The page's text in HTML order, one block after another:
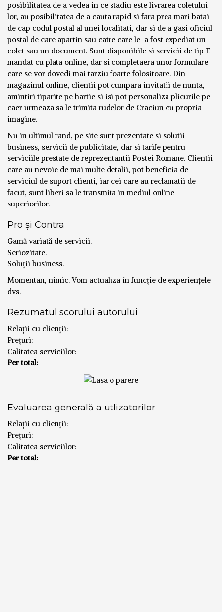
posibilitatea de a vedea in ce stadiu este livrarea coletului
lor, au posibilitatea de a cauta rapid si fara prea mari batai
de cap codul postal al unei localitati, dar si de a gasi oficiul
postal de care apartin sau catre care le-a fost expediat un
colet sau un document. Sunt disponibile si servicii de tip E-
mandat cu plata online, dar si completaera unor formulare
care se vor dovedi mai tarziu foarte folositoare. Din
magazinul online, clientii pot cumpara invitatii de nunta,
amintiri tiparite pe hartie si isi pot personaliza plicurile pe
caer urmeaza sa le trimita rudelor de Craciun cu propria
imagine.
Nu in ultimul rand, pe site sunt prezentate si solutii
business, servicii de publicitate, dar si tarife pentru
serviciile prestate de reprezentantii Postei Romane. Clientii
care au nevoie de mai multe detalii, pot beneficia de
serviciul de suport clienti, iar cei care au reclamatii de
facut, sunt liberi sa le transmita in mediul online
superiorilor.
Pro și Contra
Gamă variată de servicii.
Seriozitate.
Soluții business.
Momentan, nimic. Vom actualiza în funcție de experiențele
dvs.
Rezumatul scorului autorului
Relații cu clienții:
Prețuri:
Calitatea serviciilor:
Per total:
Evaluarea generală a utlizatorilor
Relații cu clienții:
Prețuri:
Calitatea serviciilor:
Per total: